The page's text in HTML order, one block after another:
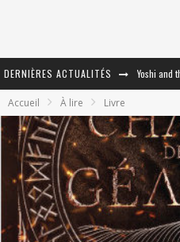
DERNIÈRES ACTUALITÉS
Star Fox
Accueil À lire Livre